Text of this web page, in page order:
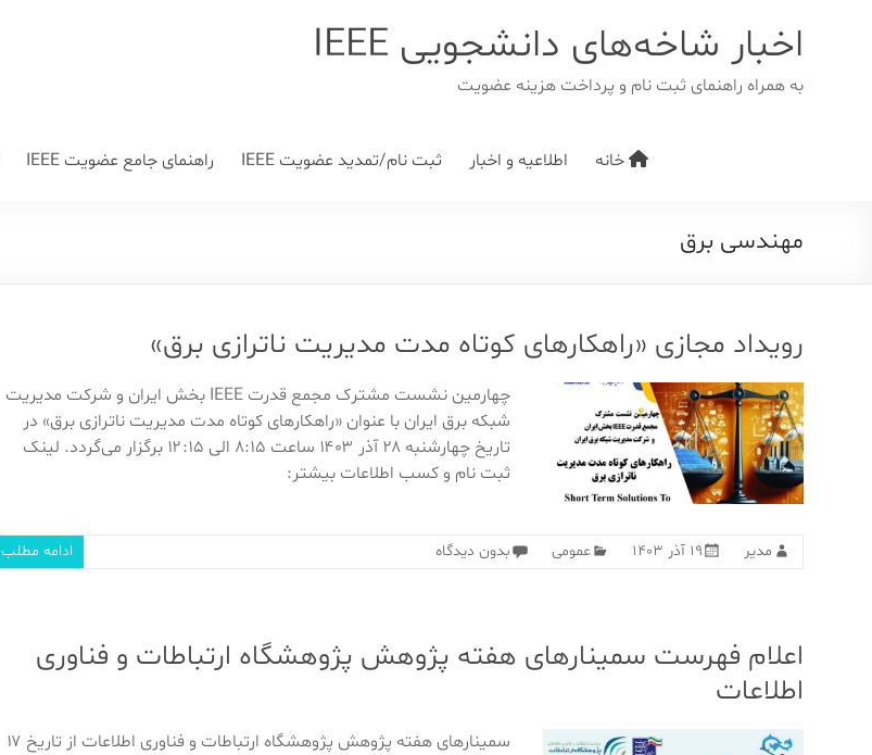
اخبار شاخه‌های دانشجویی IEEE
به همراه راهنمای ثبت نام و پرداخت هزینه عضویت
خانه اطلاعیه و اخبار ثبت نام/تمدید عضویت IEEE راهنمای جامع عضویت IEEE
مهندسی برق
رویداد مجازی «راهکارهای کوتاه مدت مدیریت ناترازی برق»
چهارمین نشست مشترک مجمع قدرت IEEE بخش ایران و شرکت مدیریت
شبکه برق ایران با عنوان «راهکارهای کوتاه مدت مدیریت ناترازی برق» در
تاریخ چهارشنبه ۲۸ آذر ۱۴۰۳ ساعت ۸:۱۵ الی ۱۲:۱۵ برگزار می‌گردد. لینک
ثبت نام و کسب اطلاعات بیشتر:
مدیر ۱۹ آذر ۱۴۰۳ عمومی بدون دیدگاه ادامه مطلب
اعلام فهرست سمینارهای هفته پژوهش پژوهشگاه ارتباطات و فناوری
اطلاعات
سمینارهای هفته پژوهش پژوهشگاه ارتباطات و فناوری اطلاعات از تاریخ ۱۷